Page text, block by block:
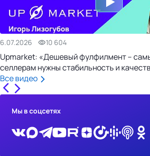
6.07.2026 10 604
Upmarket: «Дешевый фулфилмент –
селлерам нужны стабильность и
Все видео
Мы в соцсетях